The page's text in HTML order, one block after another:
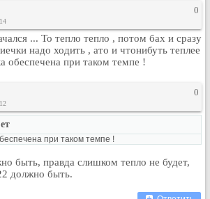
0
... То тепло тепло , потом бах и сразу
надо ходить , ато и чтонибуть теплее
обеспечена при таком темпе !
0
при таком темпе !
быть, правда слишком тепло не будет,
должно быть.